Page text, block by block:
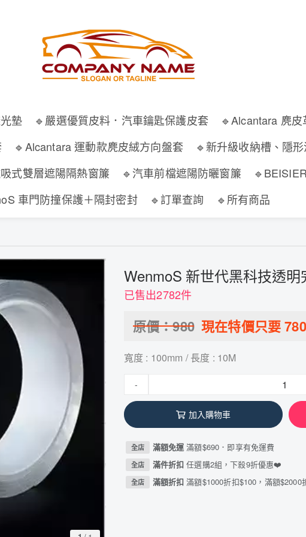
墊 🔹嚴選優質皮料．汽車鑰匙保護皮套
🔹Alcantara 麂
🔹Alcantara 運動款麂皮絨方向盤套
🔹新升級收納槽、隱
式雙層遮陽隔熱窗簾 🔹汽車前檔遮陽防曬窗簾
車門防撞保護＋隔封密封
🔹訂單查詢 🔹所有商品
WenmoS 新世代黑科技透
已售出2782件
原價：980 現在特價只要780
寬度 : 100mm / 長度 : 10M
-
加入購物車
全店 滿額免運滿額$690．即享有免運費
全店 滿件折扣任選購2組，下殺9折優惠❤️
全店 滿額折扣滿額$1000折扣$100，滿額$2000